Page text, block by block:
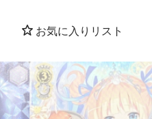
お気に入りリスト